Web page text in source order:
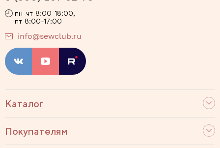
Каталог
Покупателям
пн-чт 8:00-18:00,
пт 8:00-17:00
info@sewclub.ru